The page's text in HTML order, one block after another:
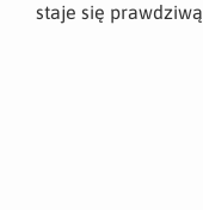
staje się